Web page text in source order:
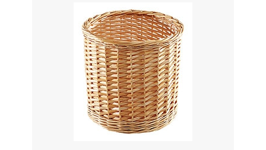
ZUM ANGEBOT HINZUFÜGEN